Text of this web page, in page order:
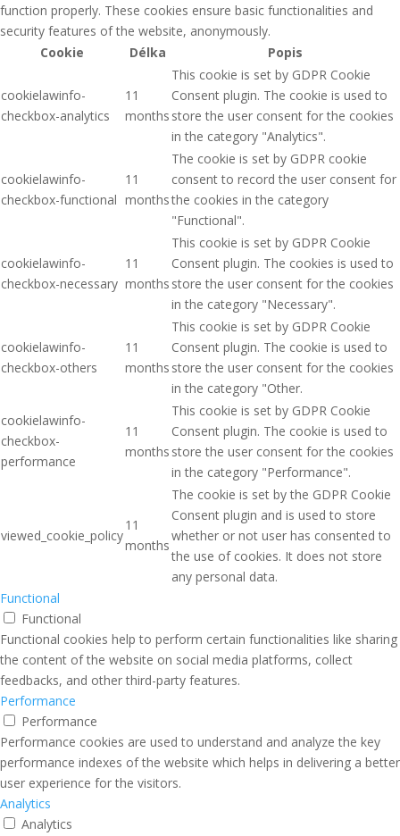
function properly. These cookies ensure basic functionalities and
security features of the website, anonymously.
Cookie
Délka Popis
cookielawinfo-
checkbox-analytics
11
months
This cookie is set by GDPR Cookie
Consent plugin. The cookie is used to
store the user consent for the cookies
in the category "Analytics".
cookielawinfo-
checkbox-functional
11
months
The cookie is set by GDPR cookie
consent to record the user consent for
the cookies in the category
"Functional".
cookielawinfo-
checkbox-necessary
11
months
This cookie is set by GDPR Cookie
Consent plugin. The cookies is used to
store the user consent for the cookies
in the category "Necessary".
cookielawinfo-
checkbox-others
11
months
This cookie is set by GDPR Cookie
Consent plugin. The cookie is used to
store the user consent for the cookies
in the category "Other.
cookielawinfo-
checkbox-
performance
11
months
This cookie is set by GDPR Cookie
Consent plugin. The cookie is used to
store the user consent for the cookies
in the category "Performance".
viewed_cookie_policy
11
months
The cookie is set by the GDPR Cookie
Consent plugin and is used to store
whether or not user has consented to
the use of cookies. It does not store
any personal data.
Functional
Functional
Functional cookies help to perform certain functionalities like sharing
the content of the website on social media platforms, collect
feedbacks, and other third-party features.
Performance
Performance
Performance cookies are used to understand and analyze the key
performance indexes of the website which helps in delivering a better
user experience for the visitors.
Analytics
Analytics